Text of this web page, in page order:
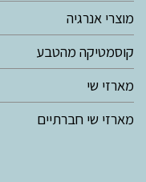
מוצרי אנרגיה
קוסמטיקה מהטבע
מארזי שי
מארזי שי חברתיים